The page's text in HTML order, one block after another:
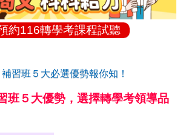
約116轉學考課程試聽
補習班５大必選優勢報你知！
班５大優勢，選擇轉學考領導品